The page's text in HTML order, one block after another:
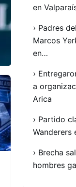
en
› Padres
Marcos
en…
›
a
Arica
› Partido
Wanderers
› Brecha
hombres